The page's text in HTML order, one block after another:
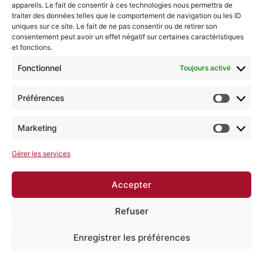
appareils. Le fait de consentir à ces technologies nous permettra de
traiter des données telles que le comportement de navigation ou les ID
uniques sur ce site. Le fait de ne pas consentir ou de retirer son
consentement peut avoir un effet négatif sur certaines caractéristiques
et fonctions.
Fonctionnel Toujours activé
Préférences
Marketing
Gérer les services
Accepter
Refuser
Enregistrer les préférences
+3287224822
contact@moveconcept.be
Accès rapide
Copyright © 2026 Move Concept - Pôle
santé